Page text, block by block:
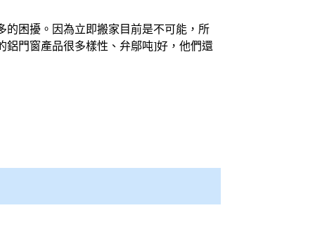
困擾。因為立即搬家目前是不可能，所
門窗產品很多樣性、弁鄔吨]好，他們還